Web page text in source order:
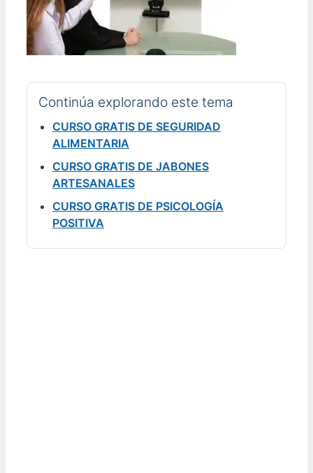
Continúa explorando este tema
CURSO GRATIS DE SEGURIDAD
ALIMENTARIA
CURSO GRATIS DE JABONES
ARTESANALES
CURSO GRATIS DE PSICOLOGÍA
POSITIVA